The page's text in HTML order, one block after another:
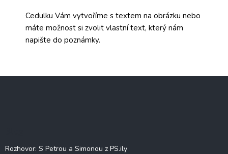
Cedulku Vám vytvoříme s textem na obrázku nebo
máte možnost si zvolit vlastní text, který nám
napište do poznámky.
Rozhovor: S Petrou a Simonou z PS.ily